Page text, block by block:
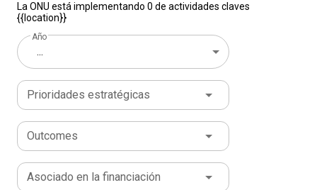
La ONU está implementando 0 de actividades claves
{{location}}
Año
...
Prioridades estratégicas
Outcomes
Asociado en la financiación